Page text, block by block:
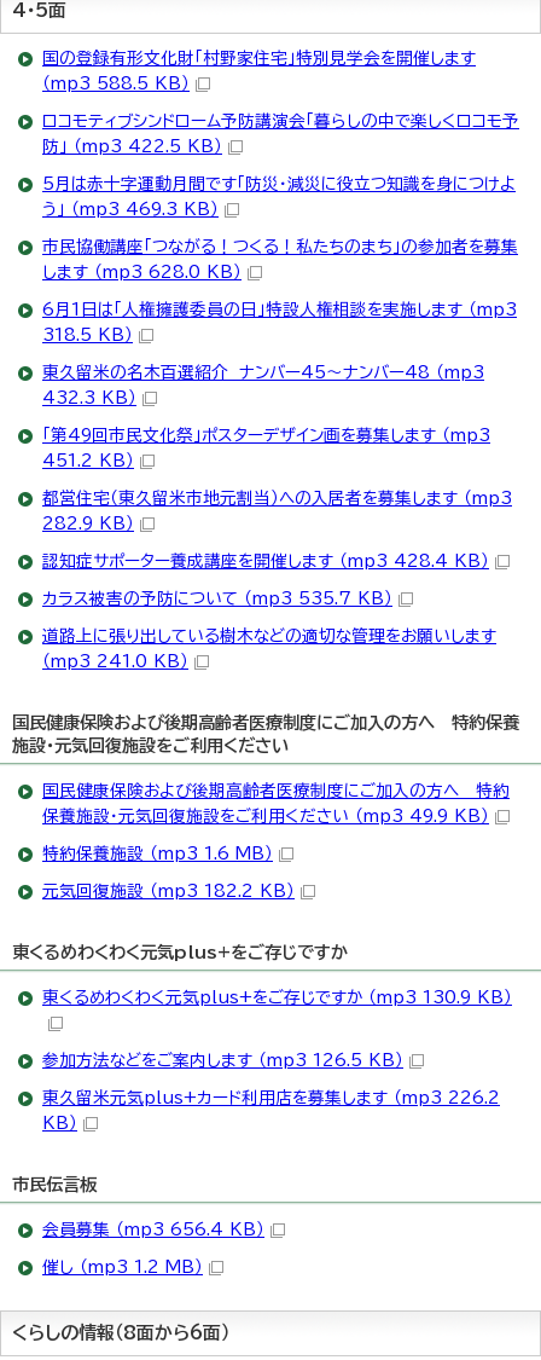
4・5面
国の登録有形文化財「村野家住宅」特別見学会を開催します
（mp3 588.5 KB）
ロコモティブシンドローム予防講演会「暮らしの中で楽しくロコモ予
防」 （mp3 422.5 KB）
5月は赤十字運動月間です「防災・減災に役立つ知識を身につけよ
う」 （mp3 469.3 KB）
市民協働講座「つながる！つくる！私たちのまち」の参加者を募集
します （mp3 628.0 KB）
6月1日は「人権擁護委員の日」特設人権相談を実施します （mp3
318.5 KB）
東久留米の名木百選紹介 ナンバー45～ナンバー48 （mp3
432.3 KB）
「第49回市民文化祭」ポスターデザイン画を募集します （mp3
451.2 KB）
都営住宅（東久留米市地元割当）への入居者を募集します （mp3
282.9 KB）
認知症サポーター養成講座を開催します （mp3 428.4 KB）
カラス被害の予防について （mp3 535.7 KB）
道路上に張り出している樹木などの適切な管理をお願いします
（mp3 241.0 KB）
国民健康保険および後期高齢者医療制度にご加入の方へ 特約保養
施設・元気回復施設をご利用ください
国民健康保険および後期高齢者医療制度にご加入の方へ 特約
保養施設・元気回復施設をご利用ください （mp3 49.9 KB）
特約保養施設 （mp3 1.6 MB）
元気回復施設 （mp3 182.2 KB）
東くるめわくわく元気plus+をご存じですか
東くるめわくわく元気plus+をご存じですか （mp3 130.9 KB）
参加方法などをご案内します （mp3 126.5 KB）
東久留米元気plus+カード利用店を募集します （mp3 226.2
KB）
市民伝言板
会員募集 （mp3 656.4 KB）
催し （mp3 1.2 MB）
くらしの情報（8面から6面）